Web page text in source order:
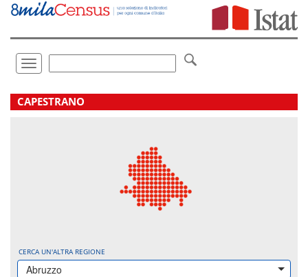
Vai
direttamente
Toggle
navigation
.
CAPESTRANO
CERCA UN'ALTRA REGIONE
Abruzzo